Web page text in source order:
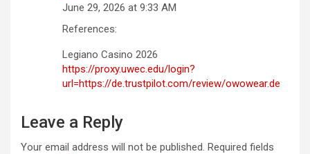
June 29, 2026 at 9:33 AM
References:
Legiano Casino 2026
https://proxy.uwec.edu/login?
url=https://de.trustpilot.com/review/owowear.de
Leave a Reply
Your email address will not be published. Required fields